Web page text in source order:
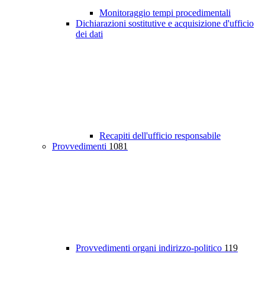
Monitoraggio tempi procedimentali
Dichiarazioni sostitutive e acquisizione d'ufficio
dei dati
Recapiti dell'ufficio responsabile
Provvedimenti 1081
Provvedimenti organi indirizzo-politico 119